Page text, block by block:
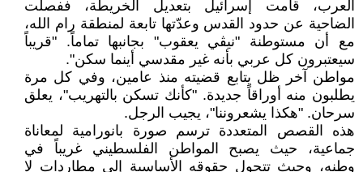
العرب، قامت إسرائيل بتعديل الخريطة، ففصلت
الضاحية عن حدود القدس وعدّتها تابعة لمنطقة رام الله،
مع أن مستوطنة "نيڤي يعقوب" بجانبها تماماً. "قريباً
سيعتبرون كل عربي بأنه غير مقدسي أينما سكن".
مواطن آخر ظل يتابع قضيته منذ عامين، وفي كل مرة
يطلبون منه أوراقاً جديدة. "كأنك تسكن بالتهريب"، يعلق
سرحان. "هكذا يشعروننا"، يجيب الرجل.
هذه القصص المتعددة ترسم صورة بانورامية لمعاناة
جماعية، حيث يصبح المواطن الفلسطيني غريباً في
وطنه، وحيث تتحول حقوقه الأساسية إلى مطاردات لا